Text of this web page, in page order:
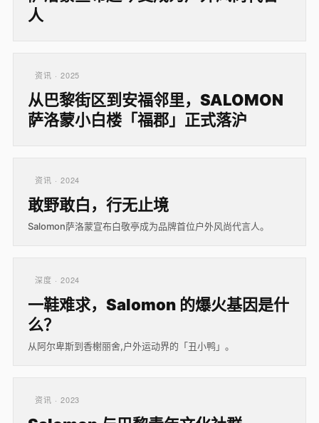
人
资讯 · 2025
从巴黎街区到安福邻里，SALOMON
萨洛蒙小白楼「福郡」正式落沪
资讯 · 2024
敢野敢白，行无止境
Salomon萨洛蒙宣布白敬亭成为品牌首位户外风尚代言人。
深度 · 2024
一鞋难求，Salomon 的爆火基因是什
么？
从阿尔卑斯到香榭丽舍,户外运动界的「丑小鸭」。
资讯 · 2023